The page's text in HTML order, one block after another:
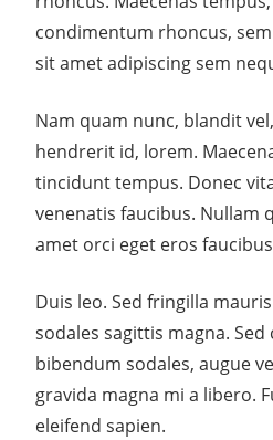
condimentum rhoncus,
sit amet adipiscing sem
Nam quam nunc, blandit
hendrerit id, lorem.
tincidunt tempus. Donec
venenatis faucibus. Nullam
amet orci eget eros
Duis leo. Sed fringilla
sodales sagittis magna.
bibendum sodales, augue
gravida magna mi a libero.
eleifend sapien.